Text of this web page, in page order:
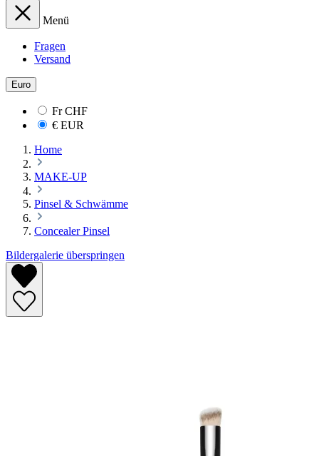
Menü
Fragen
Versand
Euro
FrCHF
€ EUR
Home
MAKE-UP
Pinsel & Schwämme
Concealer Pinsel
Bildergalerie überspringen